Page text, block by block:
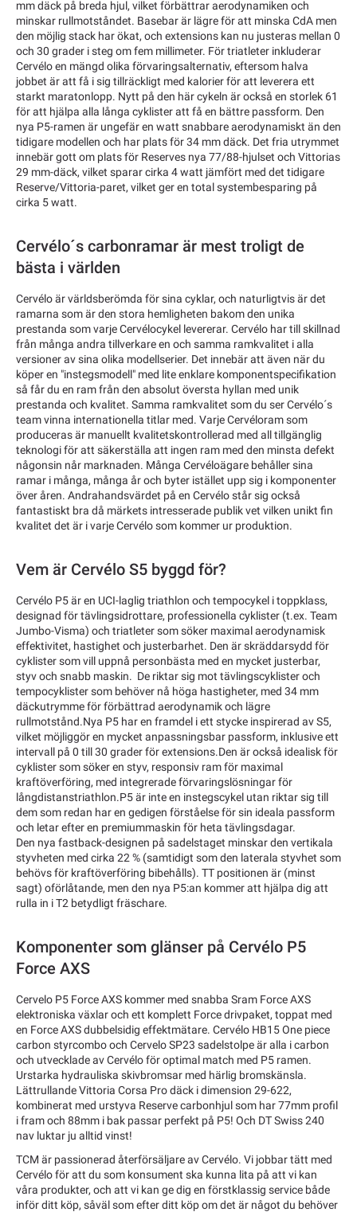
mm däck på breda hjul, vilket förbättrar aerodynamiken och
minskar rullmotståndet. Basebar är lägre för att minska CdA men
den möjlig stack har ökat, och extensions kan nu justeras mellan 0
och 30 grader i steg om fem millimeter. För triatleter inkluderar
Cervélo en mängd olika förvaringsalternativ, eftersom halva
jobbet är att få i sig tillräckligt med kalorier för att leverera ett
starkt maratonlopp. Nytt på den här cykeln är också en storlek 61
för att hjälpa alla långa cyklister att få en bättre passform. Den
nya P5-ramen är ungefär en watt snabbare aerodynamiskt än den
tidigare modellen och har plats för 34 mm däck. Det fria utrymmet
innebär gott om plats för Reserves nya 77/88-hjulset och Vittorias
29 mm-däck, vilket sparar cirka 4 watt jämfört med det tidigare
Reserve/Vittoria-paret, vilket ger en total systembesparing på
cirka 5 watt.
Cervélo´s carbonramar är mest troligt de
bästa i världen
Cervélo är världsberömda för sina cyklar, och naturligtvis är det
ramarna som är den stora hemligheten bakom den unika
prestanda som varje Cervélocykel levererar. Cervélo har till skillnad
från många andra tillverkare en och samma ramkvalitet i alla
versioner av sina olika modellserier. Det innebär att även när du
köper en "instegsmodell" med lite enklare komponentspecifikation
så får du en ram från den absolut översta hyllan med unik
prestanda och kvalitet. Samma ramkvalitet som du ser Cervélo´s
team vinna internationella titlar med. Varje Cervéloram som
produceras är manuellt kvalitetskontrollerad med all tillgänglig
teknologi för att säkerställa att ingen ram med den minsta defekt
någonsin når marknaden. Många Cervéloägare behåller sina
ramar i många, många år och byter istället upp sig i komponenter
över åren. Andrahandsvärdet på en Cervélo står sig också
fantastiskt bra då märkets intresserade publik vet vilken unikt fin
kvalitet det är i varje Cervélo som kommer ur produktion.
Vem är Cervélo S5 byggd för?
Cervélo P5 är en UCI-laglig triathlon och tempocykel i toppklass,
designad för tävlingsidrottare, professionella cyklister (t.ex. Team
Jumbo-Visma) och triatleter som söker maximal aerodynamisk
effektivitet, hastighet och justerbarhet. Den är skräddarsydd för
cyklister som vill uppnå personbästa med en mycket justerbar,
styv och snabb maskin. De riktar sig mot tävlingscyklister och
tempocyklister som behöver nå höga hastigheter, med 34 mm
däckutrymme för förbättrad aerodynamik och lägre
rullmotstånd.Nya P5 har en framdel i ett stycke inspirerad av S5,
vilket möjliggör en mycket anpassningsbar passform, inklusive ett
intervall på 0 till 30 grader för extensions.Den är också idealisk för
cyklister som söker en styv, responsiv ram för maximal
kraftöverföring, med integrerade förvaringslösningar för
långdistanstriathlon.P5 är inte en instegscykel utan riktar sig till
dem som redan har en gedigen förståelse för sin ideala passform
och letar efter en premiummaskin för heta tävlingsdagar.
Den nya fastback-designen på sadelstaget minskar den vertikala
styvheten med cirka 22 % (samtidigt som den laterala styvhet som
behövs för kraftöverföring bibehålls). TT positionen är (minst
sagt) oförlåtande, men den nya P5:an kommer att hjälpa dig att
rulla in i T2 betydligt fräschare.
Komponenter som glänser på Cervélo P5
Force AXS
Cervelo P5 Force AXS kommer med snabba Sram Force AXS
elektroniska växlar och ett komplett Force drivpaket, toppat med
en Force AXS dubbelsidig effektmätare. Cervélo HB15 One piece
carbon styrcombo och Cervelo SP23 sadelstolpe är alla i carbon
och utvecklade av Cervélo för optimal match med P5 ramen.
Urstarka hydrauliska skivbromsar med härlig bromskänsla.
Lättrullande Vittoria Corsa Pro däck i dimension 29-622,
kombinerat med urstyva Reserve carbonhjul som har 77mm profil
i fram och 88mm i bak passar perfekt på P5! Och DT Swiss 240
nav luktar ju alltid vinst!
TCM är passionerad återförsäljare av Cervélo. Vi jobbar tätt med
Cervélo för att du som konsument ska kunna lita på att vi kan
våra produkter, och att vi kan ge dig en förstklassig service både
inför ditt köp, såväl som efter ditt köp om det är något du behöver